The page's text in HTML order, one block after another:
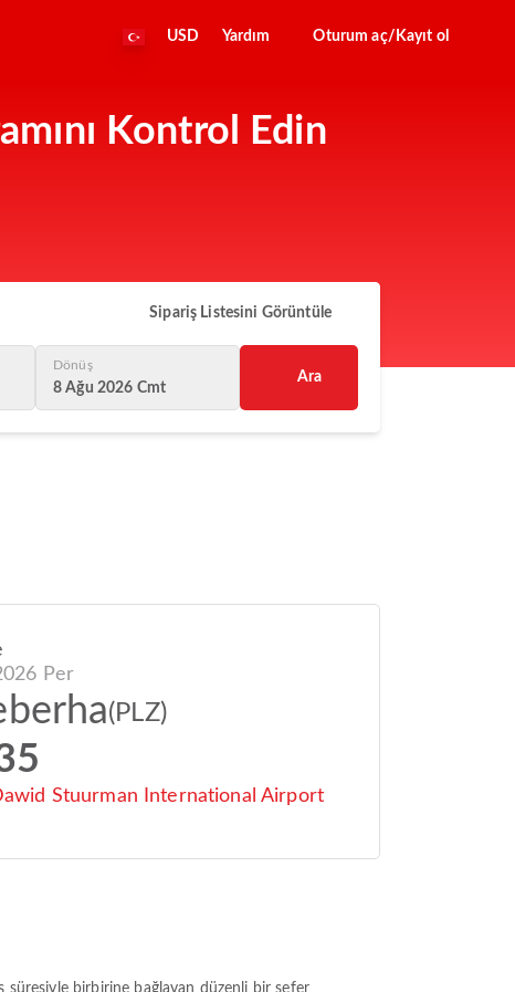
USD Yardım Oturum aç/Kayıt ol
Kontrol Edin
Sipariş Listesini Görüntüle
Dönüş
8 Ağu 2026 Cmt
Ara
Per
(PLZ)
Stuurman International Airport
süresiyle birbirine bağlayan düzenli bir sefer